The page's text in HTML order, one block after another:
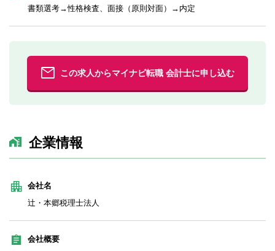
書類選考→性格検査、面接（原則対面）→内定
この求人からマイナビ転職 会計士に申し込む
企業情報
会社名
辻・本郷税理士法人
会社概要